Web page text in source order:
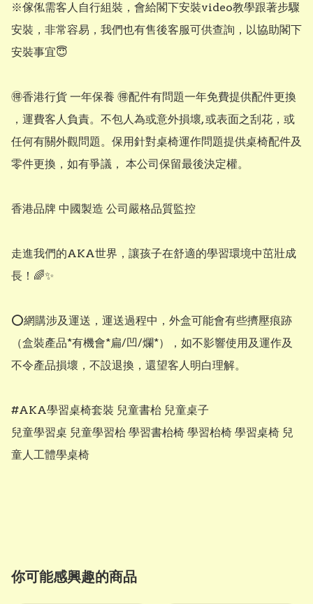
※傢俬需客人自行組裝，會給閣下安裝video教學跟著步驟
安裝，非常容易，我們也有售後客服可供查詢，以協助閣下
安裝事宜😇
🉐️香港行貨 一年保養 🉐️配件有問題一年免費提供配件更換
，運費客人負責。不包人為或意外損壞, 或表面之刮花，或
任何有關外觀問題。保用針對桌椅運作問題提供桌椅配件及
零件更換，如有爭議， 本公司保留最後決定權。
香港品牌 中國製造 公司嚴格品質監控
走進我們的AKA世界，讓孩子在舒適的學習環境中茁壯成
長！🌈✨
⭕網購涉及運送，運送過程中，外盒可能會有些擠壓痕跡
（盒裝產品*有機會*扁/凹/爛*），如不影響使用及運作及
不令產品損壞，不設退換，還望客人明白理解。
#AKA學習桌椅套裝 兒童書枱 兒童桌子
兒童學習桌 兒童學習枱 學習書枱椅 學習枱椅 學習桌椅 兒
童人工體學桌椅
你可能感興趣的商品